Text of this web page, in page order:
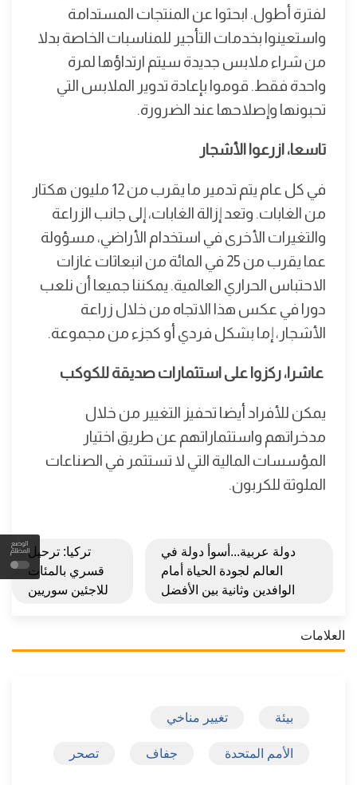
الوضع
المظلم
لفترة أطول. ابحثوا عن المنتجات المستدامة
واستعينوا بخدمات التأجير للمناسبات الخاصة بدلا
من شراء ملابس جديدة سيتم ارتداؤها لمرة
واحدة فقط. قوموا بإعادة تدوير الملابس التي
تحبونها وإصلاحها عند الضرورة.
تاسعا، ازرعوا الأشجار
في كل عام يتم تدمير ما يقرب من 12 مليون هكتار
من الغابات. وتعد إزالة الغابات، إلى جانب الزراعة
والتغيرات الأخرى في استخدام الأراضي، مسؤولة
عما يقرب من 25 في المائة من انبعاثات غازات
الاحتباس الحراري العالمية. يمكننا جميعا أن نلعب
دورا في عكس هذا الاتجاه من خلال زراعة
الأشجار، إما بشكل فردي أو كجزء من مجموعة.
عاشرا، ركزوا على استثمارات صديقة للكوكب
يمكن للأفراد أيضا تحفيز التغيير من خلال
مدخراتهم واستثماراتهم عن طريق اختيار
المؤسسات المالية التي لا تستثمر في الصناعات
الملوثة للكربون.
دولة عربية...أسوأ دولة في
العالم لجودة الحياة أمام
الوافدين وثانية بين الأفضل
تركيا: ترحيل
قسري بالمئات
للاجئين سوريين
العلامات
بيئة تغيير مناخي
الأمم المتحدة جفاف تصحر